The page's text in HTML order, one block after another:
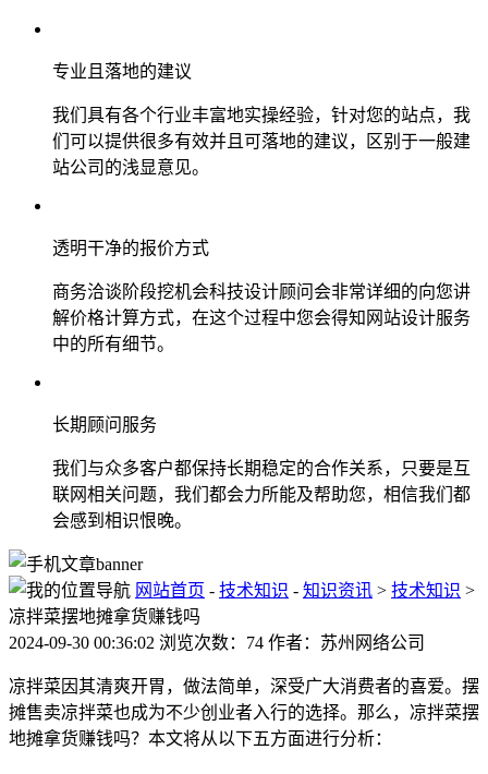
专业且落地的建议
我们具有各个行业丰富地实操经验，针对您的站点，我
们可以提供很多有效并且可落地的建议，区别于一般建
站公司的浅显意见。
透明干净的报价方式
商务洽谈阶段挖机会科技设计顾问会非常详细的向您讲
解价格计算方式，在这个过程中您会得知网站设计服务
中的所有细节。
长期顾问服务
我们与众多客户都保持长期稳定的合作关系，只要是互
联网相关问题，我们都会力所能及帮助您，相信我们都
会感到相识恨晚。
网站首页 - 技术知识 - 知识资讯 > 技术知识 >
凉拌菜摆地摊拿货赚钱吗
2024-09-30 00:36:02 浏览次数：74 作者：苏州网络公司
凉拌菜因其清爽开胃，做法简单，深受广大消费者的喜爱。摆
摊售卖凉拌菜也成为不少创业者入行的选择。那么，凉拌菜摆
地摊拿货赚钱吗？本文将从以下五方面进行分析：